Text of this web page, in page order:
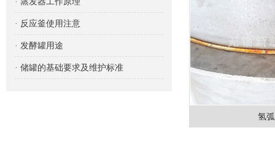
· 反应釜使用注意
· 发酵罐用途
· 储罐的基础要求及维护标准
氢